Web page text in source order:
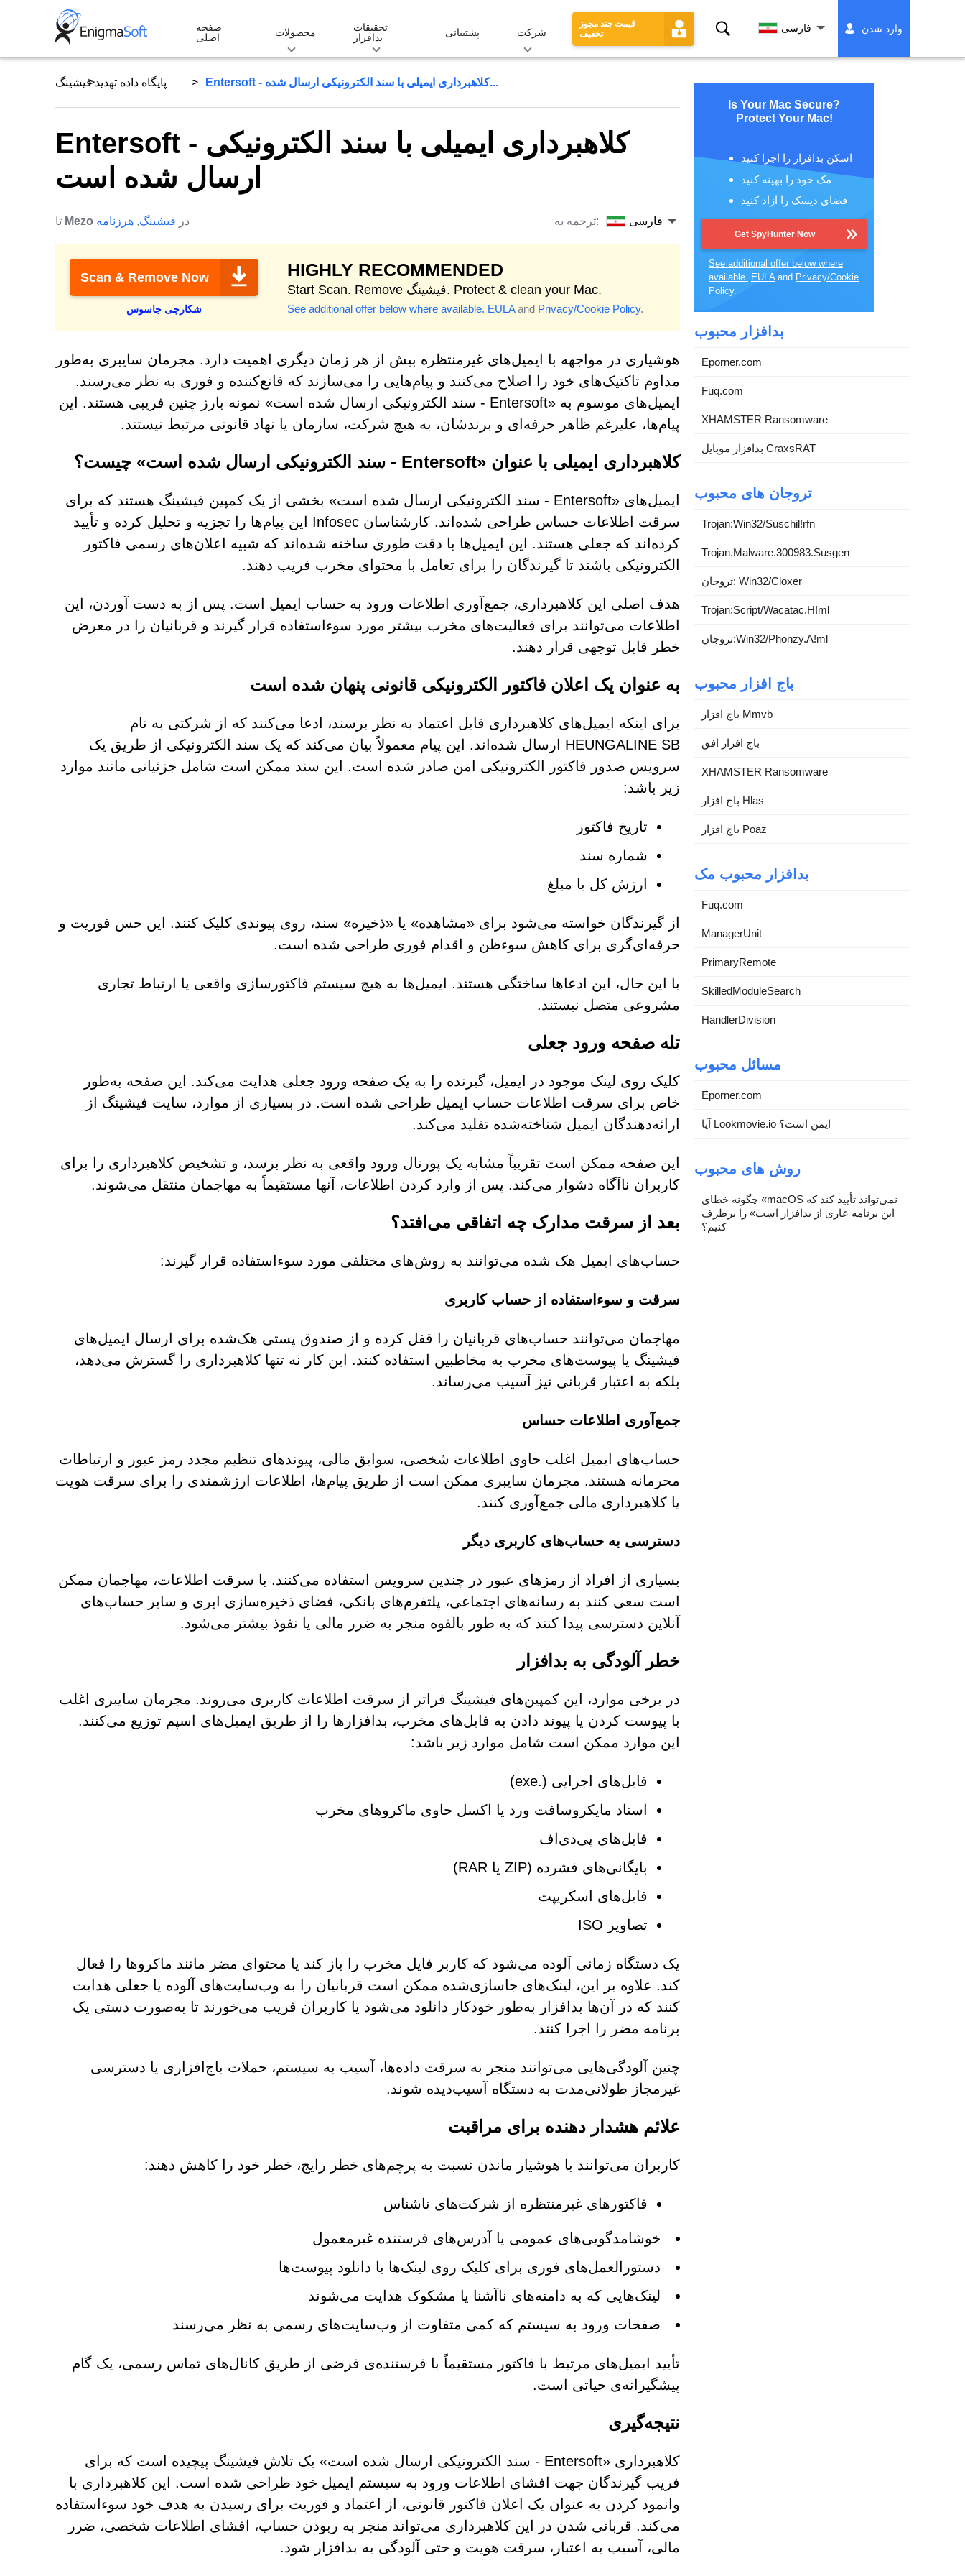
صفحه
اصلی
محصولات
تحقیقات
بدافزار
پشتیبانی شرکت
قیمت چند مجوز
تخفیف
جستجو
فارسی وارد شدن
پایگاه داده تهدید فیشینگ Entersoft - کلاهبرداری ایمیلی با سند الکترونیکی ارسال شده...
Entersoft - کلاهبرداری ایمیلی با سند الکترونیکی
ارسال شده است
Mezo در فیشینگ, هرزنامه ترجمه به: فارسی
Scan & Remove Now
شکارچی جاسوس
HIGHLY RECOMMENDED
Start Scan. Remove فیشینگ. Protect & clean your Mac.
See additional offer below where available. EULAand Privacy/Cookie Policy.
هوشیاری در مواجهه با ایمیل‌های غیرمنتظره بیش از هر زمان دیگری اهمیت دارد. مجرمان سایبری به‌طور
مداوم تاکتیک‌های خود را اصلاح می‌کنند و پیام‌هایی را می‌سازند که قانع‌کننده و فوری به نظر می‌رسند.
ایمیل‌های موسوم به «Entersoft - سند الکترونیکی ارسال شده است» نمونه بارز چنین فریبی هستند. این
پیام‌ها، علیرغم ظاهر حرفه‌ای و برندشان، به هیچ شرکت، سازمان یا نهاد قانونی مرتبط نیستند.
کلاهبرداری ایمیلی با عنوان «Entersoft - سند الکترونیکی ارسال شده است» چیست؟
ایمیل‌های «Entersoft - سند الکترونیکی ارسال شده است» بخشی از یک کمپین فیشینگ هستند که برای
سرقت اطلاعات حساس طراحی شده‌اند. کارشناسان Infosec این پیام‌ها را تجزیه و تحلیل کرده و تأیید
کرده‌اند که جعلی هستند. این ایمیل‌ها با دقت طوری ساخته شده‌اند که شبیه اعلان‌های رسمی فاکتور
الکترونیکی باشند تا گیرندگان را برای تعامل با محتوای مخرب فریب دهند.
هدف اصلی این کلاهبرداری، جمع‌آوری اطلاعات ورود به حساب ایمیل است. پس از به دست آوردن، این
اطلاعات می‌توانند برای فعالیت‌های مخرب بیشتر مورد سوءاستفاده قرار گیرند و قربانیان را در معرض
خطر قابل توجهی قرار دهند.
به عنوان یک اعلان فاکتور الکترونیکی قانونی پنهان شده است
برای اینکه ایمیل‌های کلاهبرداری قابل اعتماد به نظر برسند، ادعا می‌کنند که از شرکتی به نام
HEUNGALINE SB ارسال شده‌اند. این پیام معمولاً بیان می‌کند که یک سند الکترونیکی از طریق یک
سرویس صدور فاکتور الکترونیکی امن صادر شده است. این سند ممکن است شامل جزئیاتی مانند موارد
زیر باشد:
تاریخ فاکتور
شماره سند
ارزش کل یا مبلغ
از گیرندگان خواسته می‌شود برای «مشاهده» یا «ذخیره» سند، روی پیوندی کلیک کنند. این حس فوریت و
حرفه‌ای‌گری برای کاهش سوءظن و اقدام فوری طراحی شده است.
با این حال، این ادعاها ساختگی هستند. ایمیل‌ها به هیچ سیستم فاکتورسازی واقعی یا ارتباط تجاری
مشروعی متصل نیستند.
تله صفحه ورود جعلی
کلیک روی لینک موجود در ایمیل، گیرنده را به یک صفحه ورود جعلی هدایت می‌کند. این صفحه به‌طور
خاص برای سرقت اطلاعات حساب ایمیل طراحی شده است. در بسیاری از موارد، سایت فیشینگ از
ارائه‌دهندگان ایمیل شناخته‌شده تقلید می‌کند.
این صفحه ممکن است تقریباً مشابه یک پورتال ورود واقعی به نظر برسد، و تشخیص کلاهبرداری را برای
کاربران ناآگاه دشوار می‌کند. پس از وارد کردن اطلاعات، آنها مستقیماً به مهاجمان منتقل می‌شوند.
بعد از سرقت مدارک چه اتفاقی می‌افتد؟
حساب‌های ایمیل هک شده می‌توانند به روش‌های مختلفی مورد سوءاستفاده قرار گیرند:
سرقت و سوءاستفاده از حساب کاربری
مهاجمان می‌توانند حساب‌های قربانیان را قفل کرده و از صندوق پستی هک‌شده برای ارسال ایمیل‌های
فیشینگ یا پیوست‌های مخرب به مخاطبین استفاده کنند. این کار نه تنها کلاهبرداری را گسترش می‌دهد،
بلکه به اعتبار قربانی نیز آسیب می‌رساند.
جمع‌آوری اطلاعات حساس
حساب‌های ایمیل اغلب حاوی اطلاعات شخصی، سوابق مالی، پیوندهای تنظیم مجدد رمز عبور و ارتباطات
محرمانه هستند. مجرمان سایبری ممکن است از طریق پیام‌ها، اطلاعات ارزشمندی را برای سرقت هویت
یا کلاهبرداری مالی جمع‌آوری کنند.
دسترسی به حساب‌های کاربری دیگر
بسیاری از افراد از رمزهای عبور در چندین سرویس استفاده می‌کنند. با سرقت اطلاعات، مهاجمان ممکن
است سعی کنند به رسانه‌های اجتماعی، پلتفرم‌های بانکی، فضای ذخیره‌سازی ابری و سایر حساب‌های
آنلاین دسترسی پیدا کنند که به طور بالقوه منجر به ضرر مالی یا نفوذ بیشتر می‌شود.
خطر آلودگی به بدافزار
در برخی موارد، این کمپین‌های فیشینگ فراتر از سرقت اطلاعات کاربری می‌روند. مجرمان سایبری اغلب
با پیوست کردن یا پیوند دادن به فایل‌های مخرب، بدافزارها را از طریق ایمیل‌های اسپم توزیع می‌کنند.
این موارد ممکن است شامل موارد زیر باشد:
فایل‌های اجرایی (.exe)
اسناد مایکروسافت ورد یا اکسل حاوی ماکروهای مخرب
فایل‌های پی‌دی‌اف
بایگانی‌های فشرده (ZIP یا RAR)
فایل‌های اسکریپت
تصاویر ISO
یک دستگاه زمانی آلوده می‌شود که کاربر فایل مخرب را باز کند یا محتوای مضر مانند ماکروها را فعال
کند. علاوه بر این، لینک‌های جاسازی‌شده ممکن است قربانیان را به وب‌سایت‌های آلوده یا جعلی هدایت
کنند که در آن‌ها بدافزار به‌طور خودکار دانلود می‌شود یا کاربران فریب می‌خورند تا به‌صورت دستی یک
برنامه مضر را اجرا کنند.
چنین آلودگی‌هایی می‌توانند منجر به سرقت داده‌ها، آسیب به سیستم، حملات باج‌افزاری یا دسترسی
غیرمجاز طولانی‌مدت به دستگاه آسیب‌دیده شوند.
علائم هشدار دهنده برای مراقبت
کاربران می‌توانند با هوشیار ماندن نسبت به پرچم‌های خطر رایج، خطر خود را کاهش دهند:
فاکتورهای غیرمنتظره از شرکت‌های ناشناس
خوشامدگویی‌های عمومی یا آدرس‌های فرستنده غیرمعمول
دستورالعمل‌های فوری برای کلیک روی لینک‌ها یا دانلود پیوست‌ها
لینک‌هایی که به دامنه‌های ناآشنا یا مشکوک هدایت می‌شوند
صفحات ورود به سیستم که کمی متفاوت از وب‌سایت‌های رسمی به نظر می‌رسند
تأیید ایمیل‌های مرتبط با فاکتور مستقیماً با فرستنده‌ی فرضی از طریق کانال‌های تماس رسمی، یک گام
پیشگیرانه‌ی حیاتی است.
نتیجه‌گیری
کلاهبرداری «Entersoft - سند الکترونیکی ارسال شده است» یک تلاش فیشینگ پیچیده است که برای
فریب گیرندگان جهت افشای اطلاعات ورود به سیستم ایمیل خود طراحی شده است. این کلاهبرداری با
وانمود کردن به عنوان یک اعلان فاکتور قانونی، از اعتماد و فوریت برای رسیدن به هدف خود سوءاستفاده
می‌کند. قربانی شدن در این کلاهبرداری می‌تواند منجر به ربودن حساب، افشای اطلاعات شخصی، ضرر
مالی، آسیب به اعتبار، سرقت هویت و حتی آلودگی به بدافزار شود.
Is Your Mac Secure?
Protect Your Mac!
اسکن بدافزار را اجرا کنید
مک خود را بهینه کنید
فضای دیسک را آزاد کنید
Get SpyHunter Now
See additional offer below where
available. EULAand Privacy/Cookie
Policy.
بدافزار محبوب
Eporner.com
Fuq.com
XHAMSTER Ransomware
بدافزار موبایل CraxsRAT
تروجان های محبوب
Trojan:Win32/Suschil!rfn
Trojan.Malware.300983.Susgen
تروجان: Win32/Cloxer
Trojan:Script/Wacatac.H!ml
تروجان:Win32/Phonzy.A!ml
باج افزار محبوب
باج افزار Mmvb
باج افزار افق
XHAMSTER Ransomware
باج افزار Hlas
باج افزار Poaz
بدافزار محبوب مک
Fuq.com
ManagerUnit
PrimaryRemote
SkilledModuleSearch
HandlerDivision
مسائل محبوب
Eporner.com
آیا Lookmovie.io ایمن است؟
روش های محبوب
چگونه خطای «macOS نمی‌تواند تأیید کند که
این برنامه عاری از بدافزار است» را برطرف
کنیم؟